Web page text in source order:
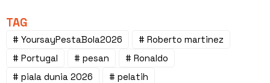
TAG
# YoursayPestaBola2026
# Roberto martinez
# Portugal
# pesan
# Ronaldo
# piala dunia 2026
# pelatih